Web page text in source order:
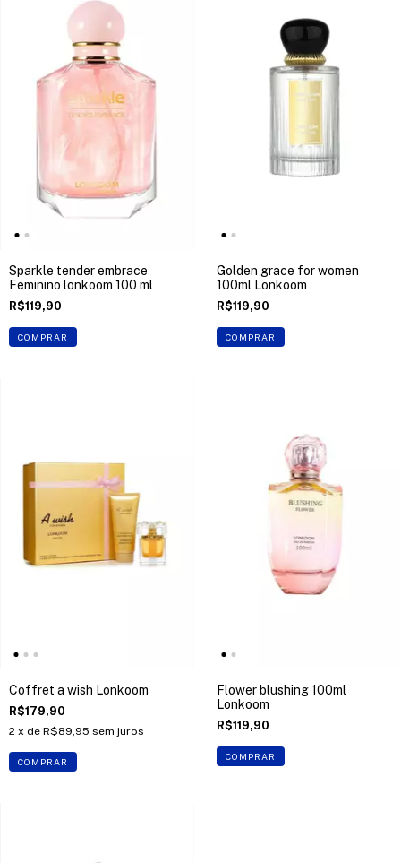
Sparkle tender embrace
Feminino lonkoom 100 ml
R$119,90
COMPRAR
Golden grace for women
100ml Lonkoom
R$119,90
COMPRAR
Coffret a wish Lonkoom
R$179,90
2 x de R$89,95 sem juros
COMPRAR
Flower blushing 100ml
Lonkoom
R$119,90
COMPRAR